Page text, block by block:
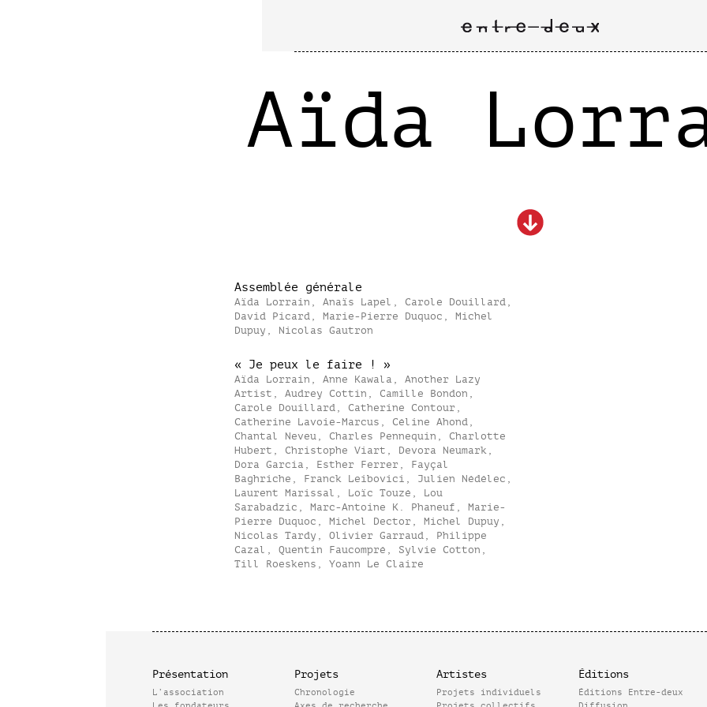
Aïda
Assemblée générale
Aïda Lorrain, Anaïs Lapel, Carole Douillard,
David Picard, Marie-Pierre Duquoc, Michel
Dupuy, Nicolas Gautron
« Je peux le faire ! »
Aïda Lorrain, Anne Kawala, Another Lazy
Artist, Audrey Cottin, Camille Bondon,
Carole Douillard, Catherine Contour,
Catherine Lavoie-Marcus, Céline Ahond,
Chantal Neveu, Charles Pennequin, Charlotte
Hubert, Christophe Viart, Devora Neumark,
Dora Garcia, Esther Ferrer, Fayçal
Baghriche, Franck Leibovici, Julien Nédélec,
Laurent Marissal, Loïc Touzé, Lou
Sarabadzic, Marc-Antoine K. Phaneuf, Marie-
Pierre Duquoc, Michel Dector, Michel Dupuy,
Nicolas Tardy, Olivier Garraud, Philippe
Cazal, Quentin Faucompré, Sylvie Cotton,
Till Roeskens, Yoann Le Claire
Présentation
L’association
Projets
Chronologie
Artistes
Projets individuels
Éditions
Éditions Entre-deux